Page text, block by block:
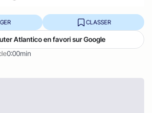
0:00min
CLASSER
Atlantico en favori sur Google